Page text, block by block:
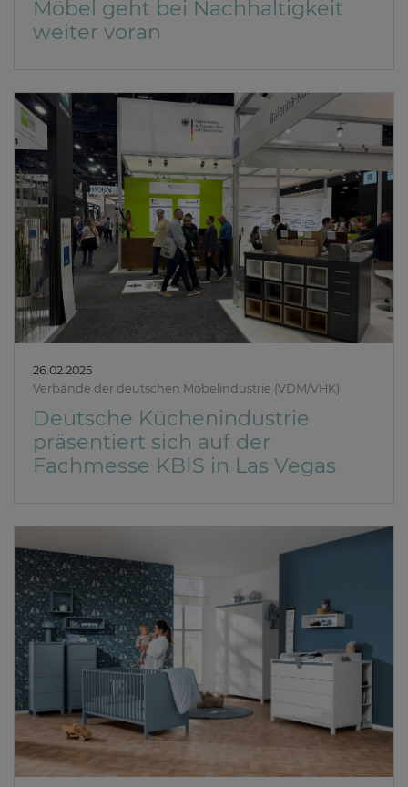
Möbel geht bei Nachhaltigkeit
weiter voran
26.02.2025
Verbände der deutschen Möbelindustrie (VDM/VHK)
Deutsche Küchenindustrie
präsentiert sich auf der
Fachmesse KBIS in Las Vegas